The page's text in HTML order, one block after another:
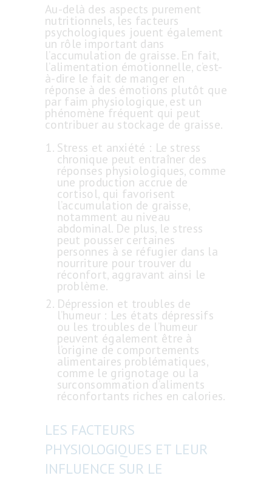
Au-delà des aspects purement
nutritionnels, les facteurs
psychologiques jouent également
un rôle important dans
l’accumulation de graisse. En fait,
l’alimentation émotionnelle, c’est-
à-dire le fait de manger en
réponse à des émotions plutôt que
par faim physiologique, est un
phénomène fréquent qui peut
contribuer au stockage de graisse.
Stress et anxiété : Le stress
chronique peut entraîner des
réponses physiologiques, comme
une production accrue de
cortisol, qui favorisent
l’accumulation de graisse,
notamment au niveau
abdominal. De plus, le stress
peut pousser certaines
personnes à se réfugier dans la
nourriture pour trouver du
réconfort, aggravant ainsi le
problème.
Dépression et troubles de
l’humeur : Les états dépressifs
ou les troubles de l’humeur
peuvent également être à
l’origine de comportements
alimentaires problématiques,
comme le grignotage ou la
surconsommation d’aliments
réconfortants riches en calories.
LES FACTEURS
PHYSIOLOGIQUES ET LEUR
INFLUENCE SUR LE